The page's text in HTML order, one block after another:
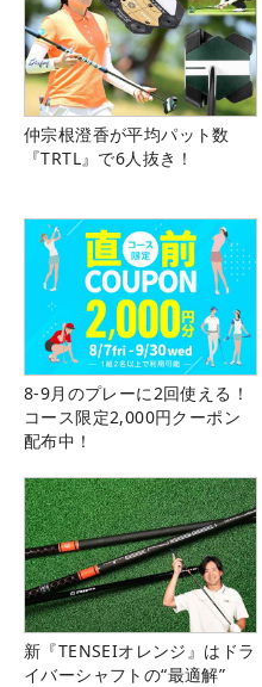
仲宗根澄香が平均パット数
『TRTL』で6人抜き！
8-9月のプレーに2回使える！
コース限定2,000円クーポン
配布中！
新『TENSEIオレンジ』はドラ
イバーシャフトの“最適解”